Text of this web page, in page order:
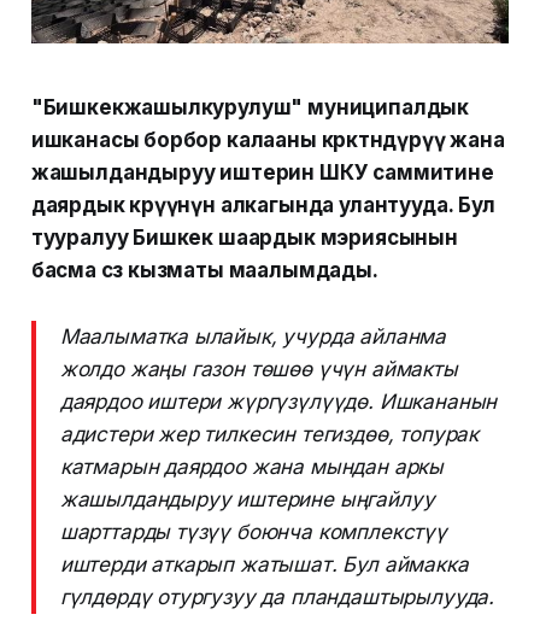
"Бишкекжашылкурулуш" муниципалдык
ишканасы борбор калааны көрктөндүрүү жана
жашылдандыруу иштерин ШКУ саммитине
даярдык көрүүнүн алкагында улантууда. Бул
тууралуу Бишкек шаардык мэриясынын
басма сөз кызматы маалымдады.
Маалыматка ылайык, учурда айланма
жолдо жаңы газон төшөө үчүн аймакты
даярдоо иштери жүргүзүлүүдө. Ишкананын
адистери жер тилкесин тегиздөө, топурак
катмарын даярдоо жана мындан аркы
жашылдандыруу иштерине ыңгайлуу
шарттарды түзүү боюнча комплекстүү
иштерди аткарып жатышат. Бул аймакка
гүлдөрдү отургузуу да пландаштырылууда.